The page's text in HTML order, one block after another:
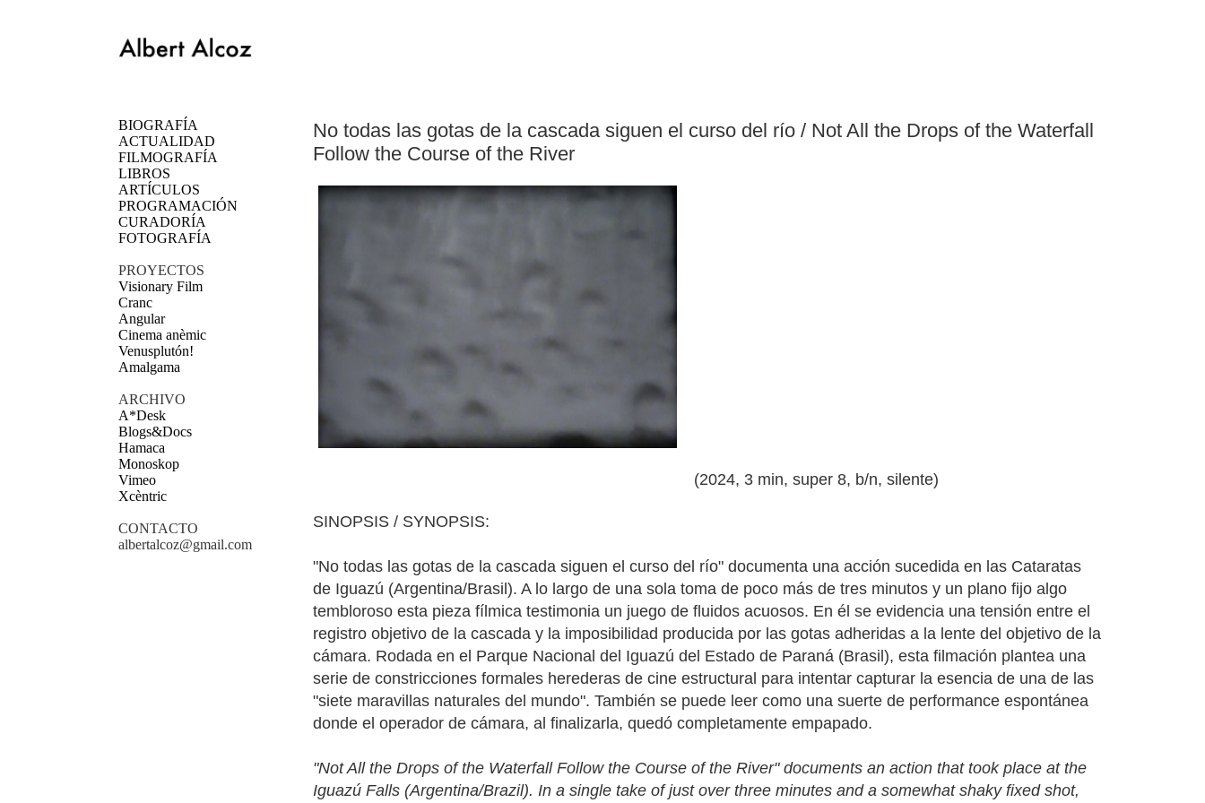
No todas las gotas de la cascada siguen el curso del río / Not All the Drops of the Waterfall
Follow the Course of the River
(2024, 3 min, super 8, b/n, silente)
SINOPSIS / SYNOPSIS:
"No todas las gotas de la cascada siguen el curso del río" documenta una acción sucedida en las Cataratas
de Iguazú (Argentina/Brasil). A lo largo de una sola toma de poco más de tres minutos y un plano fijo algo
tembloroso esta pieza fílmica testimonia un juego de fluidos acuosos. En él se evidencia una tensión entre el
registro objetivo de la cascada y la imposibilidad producida por las gotas adheridas a la lente del objetivo de la
cámara. Rodada en el Parque Nacional del Iguazú del Estado de Paraná (Brasil), esta filmación plantea una
serie de constricciones formales herederas de cine estructural para intentar capturar la esencia de una de las
"siete maravillas naturales del mundo". También se puede leer como una suerte de performance espontánea
donde el operador de cámara, al finalizarla, quedó completamente empapado.
"Not All the Drops of the Waterfall Follow the Course of the River" documents an action that took place at the
Iguazú Falls (Argentina/Brazil). In a single take of just over three minutes and a somewhat shaky fixed shot,
BIOGRAFÍA
ACTUALIDAD
FILMOGRAFÍA
LIBROS
ARTÍCULOS
PROGRAMACIÓN
CURADORÍA
FOTOGRAFÍA
PROYECTOS
Visionary Film
Cranc
Angular
Cinema anèmic
Venusplutón!
Amalgama
ARCHIVO
A*Desk
Blogs&Docs
Hamaca
Monoskop
Vimeo
Xcèntric
CONTACTO
albertalcoz@gmail.com